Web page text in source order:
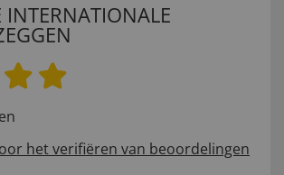
het verifiëren van beoordelingen